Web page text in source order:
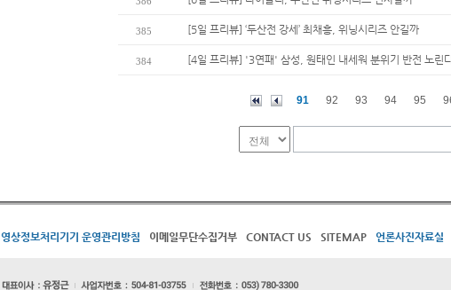
385 [5일 프리뷰] ‘두산전 강세’ 최채흥, 위닝시리즈 안길까
384 [4일 프리뷰] '3연패' 삼성, 원태인 내세워 분위기 반전 노린
91 92 93 94 95
영상정보처리기기 운영관리방침 이메일무단수집거부 CONTACT US SITEMAP 언론사진자료실